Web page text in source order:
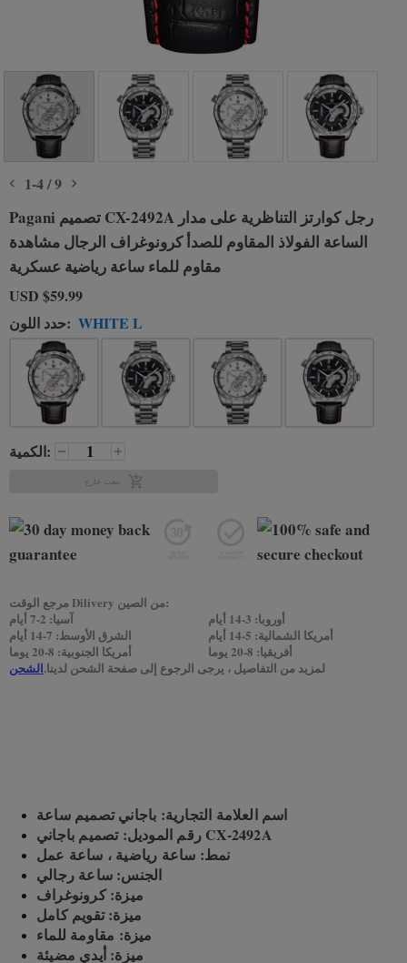
1-4/9
Pagani تصميم CX-2492A رجل كوارتز التناظرية على مدار
الساعة الفولاذ المقاوم للصدأ كرونوغراف الرجال مشاهدة
مقاوم للماء ساعة رياضية عسكرية
USD $59.99
حدد اللون: WHITE L
الكمية:
بيعت خارج
مرجع الوقت Dilivery من الصين:
آسيا: 2-7 أيام
أوروبا: 3-14 أيام
الشرق الأوسط: 7-14 أيام
أمريكا الشمالية: 5-14 أيام
أمريكا الجنوبية: 8-20 يوما
أفريقيا: 8-20 يوما
لمزيد من التفاصيل ، يرجى الرجوع إلى صفحة الشحن لدينا.الشحن
اسم العلامة التجارية: باجاني تصميم ساعة
رقم الموديل: تصميم باجاني CX-2492A
نمط: ساعة رياضية ، ساعة عمل
الجنس: ساعة رجالي
ميزة: كرونوغراف
ميزة: تقويم كامل
ميزة: مقاومة للماء
ميزة: أيدي مضيئة